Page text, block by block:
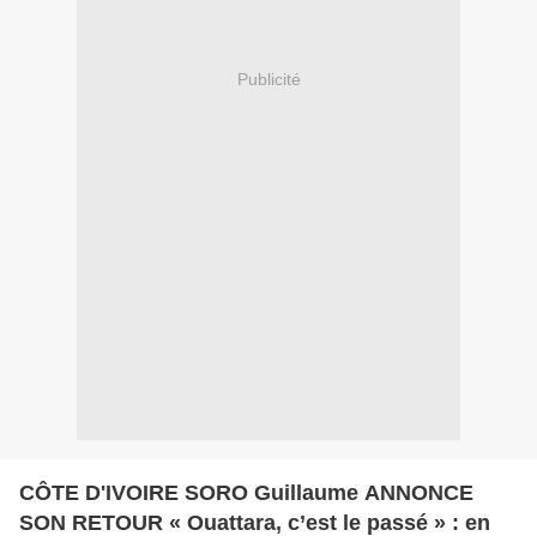
Publicité
CÔTE D'IVOIRE SORO Guillaume ANNONCE
SON RETOUR « Ouattara, c’est le passé » : en